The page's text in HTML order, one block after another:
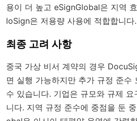
용이 더 높고 eSignGlobal은 지역
loSign은 저용량 사용에 적합합니다.
최종 고려 사항
중국 가상 비서 계약의 경우
면 실행 가능하지만 추가 규정 준수
수 있습니다. 기업은 규모와 규제
니다. 지역 규정 준수에 중점을 둔